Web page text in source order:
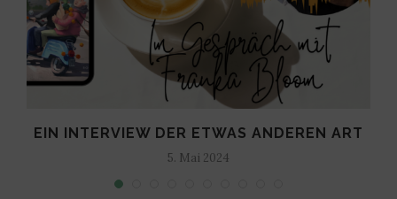
EIN INTERVIEW DER ETWAS ANDEREN ART
5. Mai 2024